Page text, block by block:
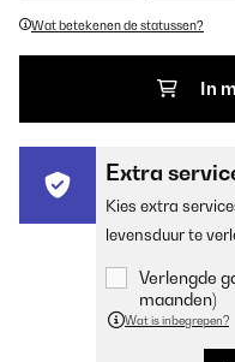
Wat betekenen de statussen?
In
Extra
Kies extra
levensduur te
Verlengde
maanden)
Wat is inbegrepen?